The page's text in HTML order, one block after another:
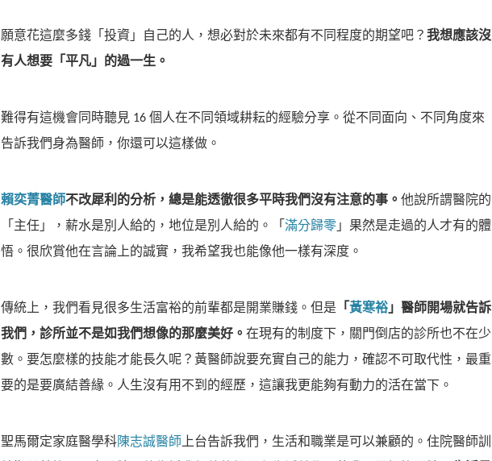
願意花這麼多錢「投資」自己的人，想必對於未來都有不同程度的期望吧？ 我想應該沒
有人想要「平凡」的過一生。
難得有這機會同時聽見 16 個人在不同領域耕耘的經驗分享。從不同面向、不同角度來
告訴我們身為醫師，你還可以這樣做。
賴奕菁醫師不改犀利的分析，總是能透徹很多平時我們沒有注意的事。 他說所謂醫院的
「主任」，薪水是別人給的，地位是別人給的。「 滿分歸零 」果然是走過的人才有的體
悟。很欣賞他在言論上的誠實，我希望我也能像他一樣有深度。
傳統上，我們看見很多生活富裕的前輩都是開業賺錢。但是 「黃寒裕 」醫師開場就告訴
我們，診所並不是如我們想像的那麼美好。 在現有的制度下，關門倒店的診所也不在少
數。要怎麼樣的技能才能長久呢？黃醫師說要充實自己的能力，確認不可取代性，最重
要的是要廣結善緣。人生沒有用不到的經歷，這讓我更能夠有動力的活在當下。
聖馬爾定家庭醫學科陳志誠醫師上台告訴我們，生活和職業是可以兼顧的。住院醫師訓